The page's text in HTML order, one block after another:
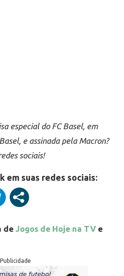
especial do FC Basel, em
e assinada pela Macron?
sociais!
em suas redes sociais:
de Jogos de Hoje na TV e
Publicidade